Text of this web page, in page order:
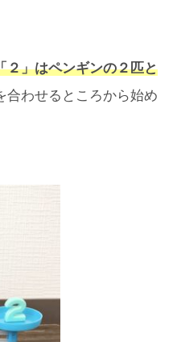
２」はペンギンの２匹と
合わせるところから始め